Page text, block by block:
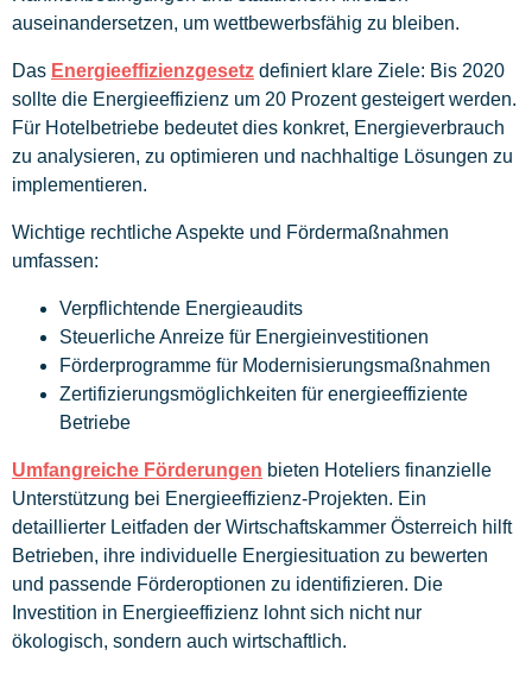
auseinandersetzen, um wettbewerbsfähig zu bleiben.
Das Energieeffizienzgesetz definiert klare Ziele: Bis 2020
sollte die Energieeffizienz um 20 Prozent gesteigert werden.
Für Hotelbetriebe bedeutet dies konkret, Energieverbrauch
zu analysieren, zu optimieren und nachhaltige Lösungen zu
implementieren.
Wichtige rechtliche Aspekte und Fördermaßnahmen
umfassen:
Verpflichtende Energieaudits
Steuerliche Anreize für Energieinvestitionen
Förderprogramme für Modernisierungsmaßnahmen
Zertifizierungsmöglichkeiten für energieeffiziente
Betriebe
Umfangreiche Förderungen bieten Hoteliers finanzielle
Unterstützung bei Energieeffizienz-Projekten. Ein
detaillierter Leitfaden der Wirtschaftskammer Österreich hilft
Betrieben, ihre individuelle Energiesituation zu bewerten
und passende Förderoptionen zu identifizieren. Die
Investition in Energieeffizienz lohnt sich nicht nur
ökologisch, sondern auch wirtschaftlich.